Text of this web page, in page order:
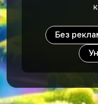
Без